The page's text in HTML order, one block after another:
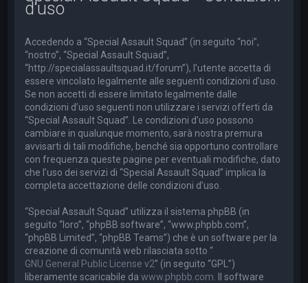
d’uso
Accedendo a “Special Assault Squad” (in seguito “noi”,
“nostro”, “Special Assault Squad”,
“http://specialassaultsquad.it/forum”), l’utente accetta di
essere vincolato legalmente alle seguenti condizioni d’uso.
Se non accetti di essere limitato legalmente dalle
condizioni d’uso seguenti non utilizzare i servizi offerti da
“Special Assault Squad”. Le condizioni d’uso possono
cambiare in qualunque momento, sarà nostra premura
avvisarti di tali modifiche, benché sia opportuno controllare
con frequenza queste pagine per eventuali modifiche, dato
che l’uso dei servizi di “Special Assault Squad” implica la
completa accettazione delle condizioni d’uso.
“Special Assault Squad” utilizza il sistema phpBB (in
seguito “loro”, “phpBB software”, “www.phpbb.com”,
“phpBB Limited”, “phpBB Teams”) che è un software per la
creazione di comunità web rilasciata sotto “
GNU General Public License v2” (in seguito “GPL”)
liberamente scaricabile dawww.phpbb.com . Il software